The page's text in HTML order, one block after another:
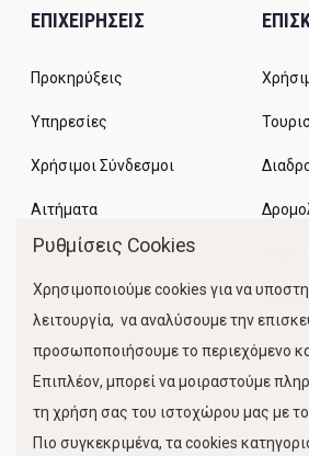
ΕΠΙΧΕΙΡΗΣΕΙΣ
Προκηρύξεις
Υπηρεσίες
Χρήσιμοι Σύνδεσμοι
Αιτήματα
Ρυθμίσεις Cookies
Χρησιμοποιούμε cookies για να
λειτουργία, να αναλύσουμε την
προσωποποιήσουμε το περιεχόμενο
Επιπλέον, μπορεί να μοιραστούμε
τη χρήση σας του ιστοχώρου μας με
Πιο συγκεκριμένα, τα cookies